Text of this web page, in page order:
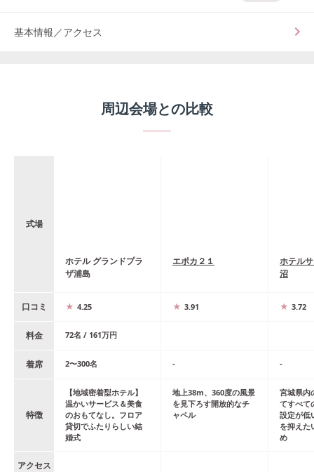
基本情報／アクセス
周辺会場との比較
式場
ホテル グランドプラ
ザ浦島
エポカ２１
ホテル
沼
口コミ 4.25 3.91 3.72
料金 72名 / 161万円
着席 2〜300名 - -
特徴
【地域密着型ホテル】
温かいサービス＆美食
のおもてなし。フロア
貸切でふたりらしい結
婚式
地上38m、360度の風景
を見下ろす開放的なチ
ャペル
宮城県内
てすべて
設定が低
を抑えた
め
アクセス